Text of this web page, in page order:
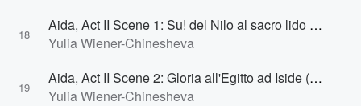
18
Aida, Act II Scene 1: Su! del Nilo al sacro lido … Numi, pieta (Aida, Amneris, Chorus)
Yulia Wiener-Chinesheva
19
Aida, Act II Scene 2: Gloria all'Egitto ad Iside (Popolo, Sacerdoti)
Yulia Wiener-Chinesheva